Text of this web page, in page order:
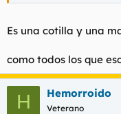
Es una cotilla y una
como todos los que
H Hemorroido
Veterano